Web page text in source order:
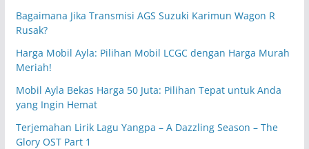
Bagaimana Jika Transmisi AGS Suzuki Karimun Wagon R
Rusak?
Harga Mobil Ayla: Pilihan Mobil LCGC dengan Harga Murah
Meriah!
Mobil Ayla Bekas Harga 50 Juta: Pilihan Tepat untuk Anda
yang Ingin Hemat
Terjemahan Lirik Lagu Yangpa – A Dazzling Season – The
Glory OST Part 1